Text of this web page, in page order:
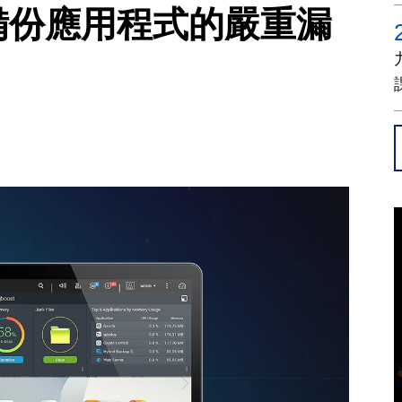
應用程式的嚴重漏